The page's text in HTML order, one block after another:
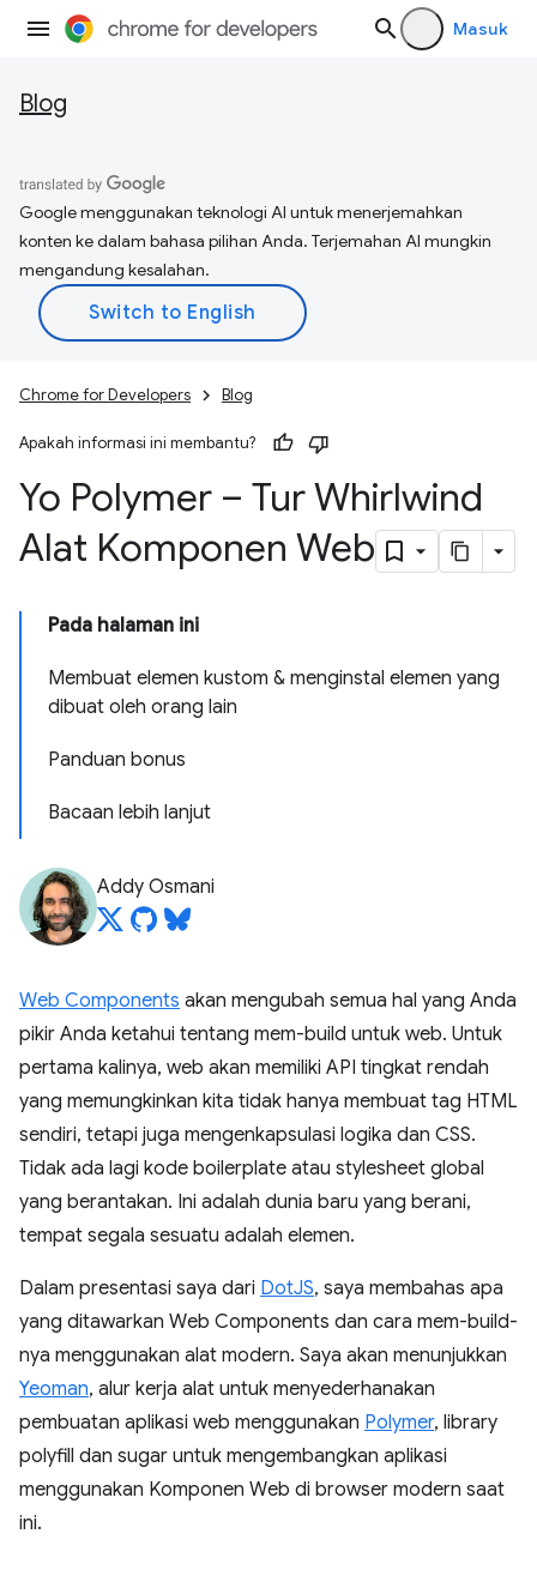
Masuk
Blog
Google menggunakan teknologi AI untuk menerjemahkan
konten ke dalam bahasa pilihan Anda. Terjemahan AI mungkin
mengandung kesalahan.
Chrome for Developers Blog
Apakah informasi ini membantu?
Yo Polymer – Tur Whirlwind
Alat Komponen Web
Pada halaman ini
Membuat elemen kustom & menginstal elemen yang
dibuat oleh orang lain
Panduan bonus
Bacaan lebih lanjut
Addy Osmani
Web Components akan mengubah semua hal yang Anda
pikir Anda ketahui tentang mem-build untuk web. Untuk
pertama kalinya, web akan memiliki API tingkat rendah
yang memungkinkan kita tidak hanya membuat tag HTML
sendiri, tetapi juga mengenkapsulasi logika dan CSS.
Tidak ada lagi kode boilerplate atau stylesheet global
yang berantakan. Ini adalah dunia baru yang berani,
tempat segala sesuatu adalah elemen.
Dalam presentasi saya dari DotJS, saya membahas apa
yang ditawarkan Web Components dan cara mem-build-
nya menggunakan alat modern. Saya akan menunjukkan
Yeoman, alur kerja alat untuk menyederhanakan
pembuatan aplikasi web menggunakan Polymer, library
polyfill dan sugar untuk mengembangkan aplikasi
menggunakan Komponen Web di browser modern saat
ini.